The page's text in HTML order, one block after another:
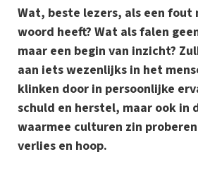
Wat, beste lezers, als een
woord heeft? Wat als falen
maar een begin van inzicht?
aan iets wezenlijks in het
klinken door in persoonlijke
schuld en herstel, maar ook in
waarmee culturen zin
verlies en hoop.